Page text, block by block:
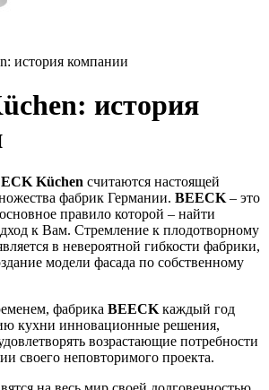
история компании
история
Küchen считаются настоящей
фабрик Германии. BEECK– это
правило которой – найти
к Вам. Стремление к плодотворному
в невероятной гибкости фабрики,
модели фасада по собственному
фабрика BEECKкаждый год
кухни инновационные решения,
возрастающие потребности
своего неповторимого проекта.